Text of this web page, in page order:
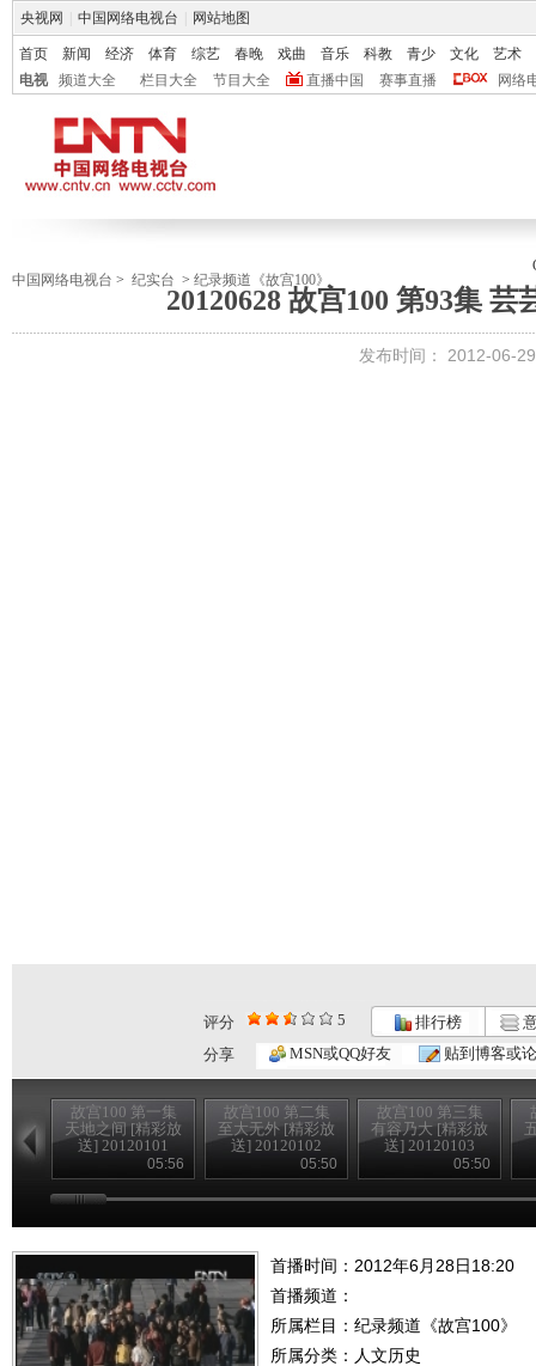
央视网 中国网络电视台 网站地图
首页 新闻 经济 体育 综艺 春晚 戏曲 音乐 科教 青少 文化
艺术
电视
频道大全 栏目大全 节目大全 直播中国 赛事直播 网络
中国网络电视台 > 纪实台 > 纪录频道《故宫100》
20120628 故宫100 第93集
发布时间： 2012-06-
评分 5 排行榜
分享
MSN或QQ好友 贴到博客或
故宫100 第一集
天地之间 [精彩放
送] 20120101
05:56
故宫100 第二集
至大无外 [精彩放
送] 20120102
05:50
故宫100 第三集
有容乃大 [精彩放
送] 20120103
05:50
首播时间：2012年6月28日18:20
首播频道：
所属栏目： 纪录频道《故宫100》
所属分类：人文历史